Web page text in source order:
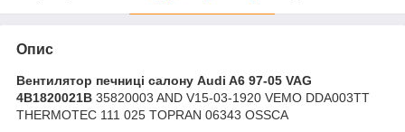
Опис
Вентилятор печниці салону Audi A6 97-05 VAG
4B1820021B 35820003 AND V15-03-1920 VEMO DDA003TT
THERMOTEC 111 025 TOPRAN 06343 OSSCA